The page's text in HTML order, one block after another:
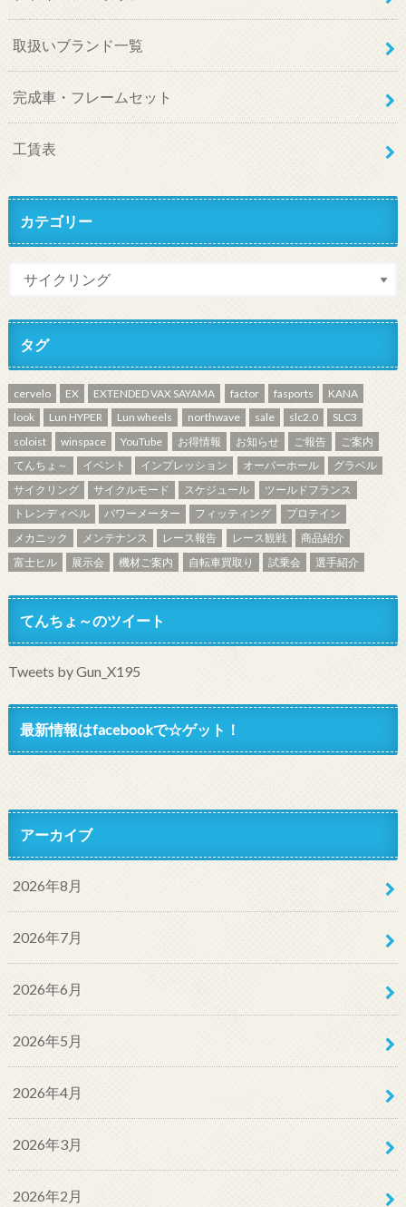
取扱いブランド一覧
完成車・フレームセット
工賃表
カテゴリー
タグ
cervelo EX EXTENDED VAX SAYAMA factor fasports
KANA
look
Lun HYPER Lun wheels northwave sale slc2.0
SLC3
soloist
winspace YouTube お得情報 お知らせ ご報告
ご案内
てんちょ～
イベント インプレッション オーバーホール
グラベル
サイクリング
サイクルモード スケジュール
ツールドフランス
トレンディベル
パワーメーター フィッティング
プロテイン
メカニック
メンテナンス レース報告 レース観戦
商品紹介
富士ヒル
展示会 機材ご案内 自転車買取り 試乗会 選手紹介
てんちょ～のツイート
Tweets by Gun_X195
最新情報はfacebookで☆ゲット！
アーカイブ
2026年8月
2026年7月
2026年6月
2026年5月
2026年4月
2026年3月
2026年2月